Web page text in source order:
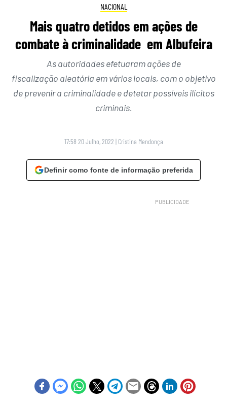
NACIONAL
Mais quatro detidos em ações de
combate à criminalidade em Albufeira
As autoridades efetuaram ações de
fiscalização aleatória em vários locais, com o objetivo
de prevenir a criminalidade e detetar possíveis ilícitos
criminais.
17:58 20 Julho, 2022 | Cristina Mendonça
Definir como fonte de informação preferida